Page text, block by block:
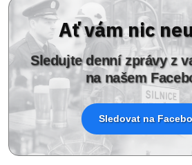
Ať vám nic
Sledujte denní zprávy z
na našem
Sledovat na